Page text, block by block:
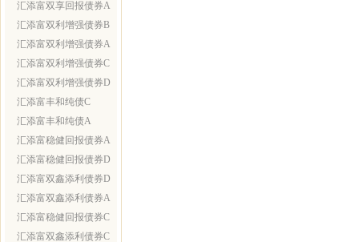
汇添富双享回报债券A
汇添富双利增强债券B
汇添富双利增强债券A
汇添富双利增强债券C
汇添富双利增强债券D
汇添富丰和纯债C
汇添富丰和纯债A
汇添富稳健回报债券A
汇添富稳健回报债券D
汇添富双鑫添利债券D
汇添富双鑫添利债券A
汇添富稳健回报债券C
汇添富双鑫添利债券C